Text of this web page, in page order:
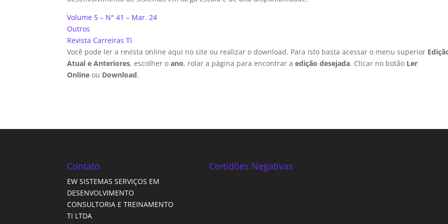
Volume 5 – N° 41 – Mar. 24
Outros
Revista Carreiras TI
Você pode ler a revista online aqui no site ou realizar o download. Para isto basta acessar o menu superior
Atual e Anteriores, escolher oano, rolar a página para encontrar aedição desejada. Clicar no botão Ler
Online ou Download.
Contato
EW SISTEMAS SERVIÇOS EM
DESENVOLVIMENTO
CONSULTORIA E TREINAMENTO
TI LTDA
Certidões Negativas